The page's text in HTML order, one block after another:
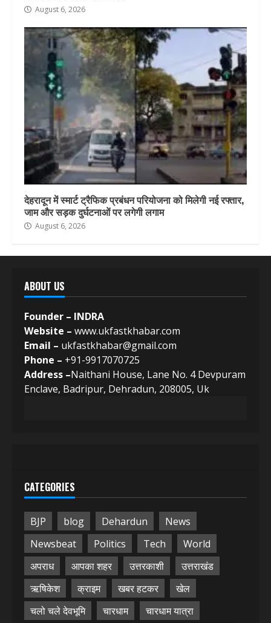
August 6, 2026
देहरादून में स्मार्ट ट्रैफिक प्रबंधन परियोजना को मिलेगी नई रफ्तार,
जाम और सड़क दुर्घटनाओं पर लगेगी लगाम
August 6, 2026
ABOUT US
Founder – INDRA
Website – www.ukfastkhabar.com
Email – ukfastkhabar@gmail.com
Phone – +91-9917070725
Address –Naithani House, Lane No. 4 Devpuram
Enclave, Badripur, Dehradun, 208005, Uk
CATEGORIES
BJP blog Dehardun
News
Newsbeat
Politics Tech
World
अपराध
आपका शहर उत्तरकाशी
उत्तराखंड
ऋषिकेश
क्राइम खबर हटकर
खेल
चलो चले देवभूमि
चारधाम
चारधाम यात्रा